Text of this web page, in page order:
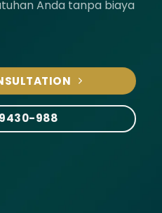
Anda tanpa biaya
988